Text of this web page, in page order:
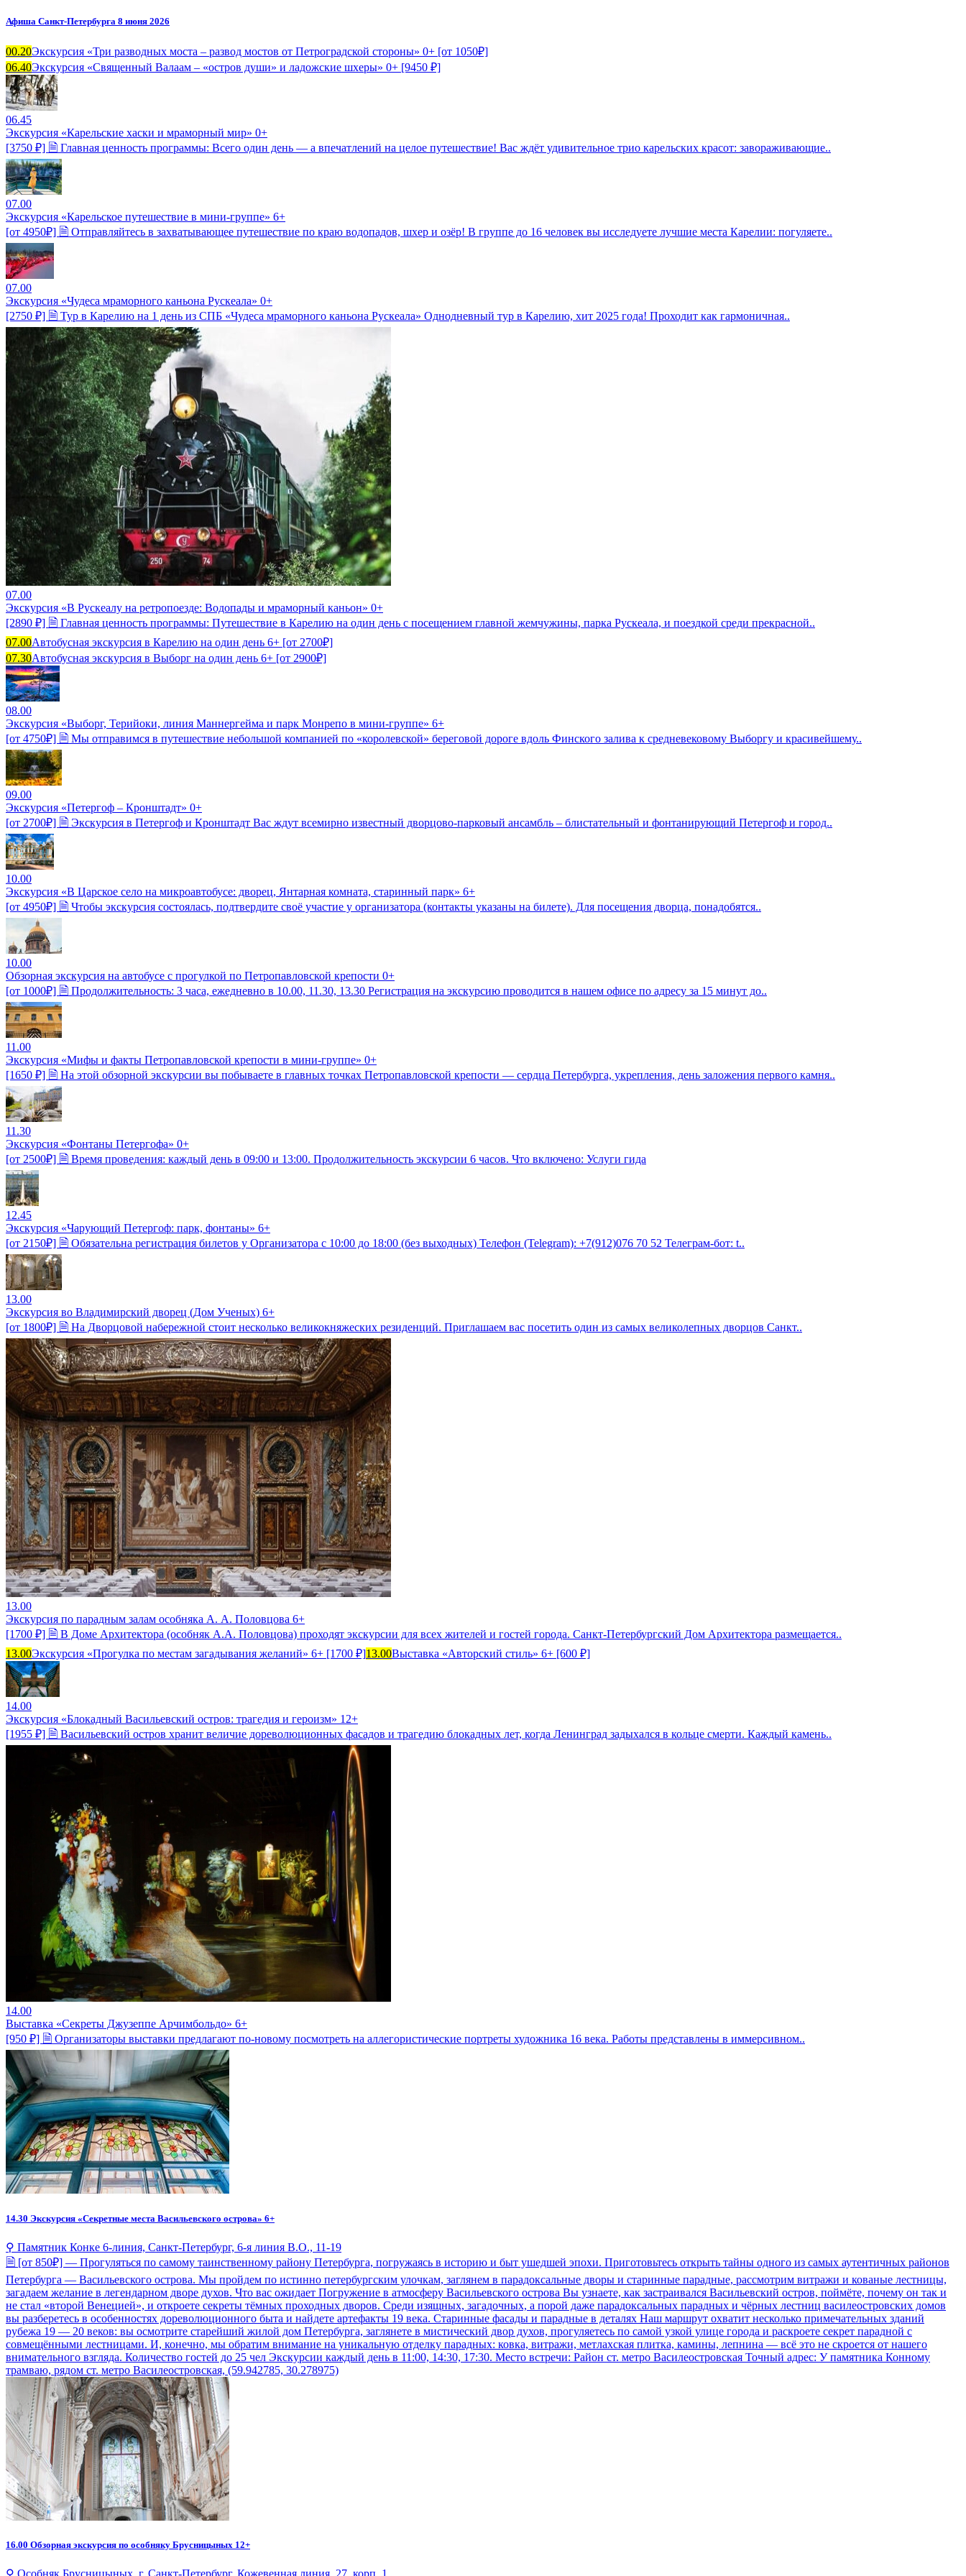
Афиша Санкт-Петербурга 8 июня 2026
00.20Экскурсия «Три разводных моста – развод мостов от Петроградской стороны» 0+ [от 1050₽]
06.40Экскурсия «Священный Валаам – «остров души» и ладожские шхеры» 0+ [9450 ₽]
06.45
Экскурсия «Карельские хаски и мраморный мир» 0+
[3750 ₽] 🗎 Главная ценность программы: Всего один день — а впечатлений на целое путешествие! Вас ждёт удивительное трио карельских красот: завораживающие..
07.00
Экскурсия «Карельское путешествие в мини-группе» 6+
[от 4950₽] 🗎 Отправляйтесь в захватывающее путешествие по краю водопадов, шхер и озёр! В группе до 16 человек вы исследуете лучшие места Карелии: погуляете..
07.00
Экскурсия «Чудеса мраморного каньона Рускеала» 0+
[2750 ₽] 🗎 Тур в Карелию на 1 день из СПБ «Чудеса мраморного каньона Рускеала» Однодневный тур в Карелию, хит 2025 года! Проходит как гармоничная..
07.00
Экскурсия «В Рускеалу на ретропоезде: Водопады и мраморный каньон» 0+
[2890 ₽] 🗎 Главная ценность программы: Путешествие в Карелию на один день с посещением главной жемчужины, парка Рускеала, и поездкой среди прекрасной..
07.00Автобусная экскурсия в Карелию на один день 6+ [от 2700₽]
07.30Автобусная экскурсия в Выборг на один день 6+ [от 2900₽]
08.00
Экскурсия «Выборг, Терийоки, линия Маннергейма и парк Монрепо в мини-группе» 6+
[от 4750₽] 🗎 Мы отправимся в путешествие небольшой компанией по «королевской» береговой дороге вдоль Финского залива к средневековому Выборгу и красивейшему..
09.00
Экскурсия «Петергоф – Кронштадт» 0+
[от 2700₽] 🗎 Экскурсия в Петергоф и Кронштадт Вас ждут всемирно известный дворцово-парковый ансамбль – блистательный и фонтанирующий Петергоф и город..
10.00
Экскурсия «В Царское село на микроавтобусе: дворец, Янтарная комната, старинный парк» 6+
[от 4950₽] 🗎 Чтобы экскурсия состоялась, подтвердите своё участие у организатора (контакты указаны на билете). Для посещения дворца, понадобятся..
10.00
Обзорная экскурсия на автобусе с прогулкой по Петропавловской крепости 0+
[от 1000₽] 🗎 Продолжительность: 3 часа, ежедневно в 10.00, 11.30, 13.30 Регистрация на экскурсию проводится в нашем офисе по адресу за 15 минут до..
11.00
Экскурсия «Мифы и факты Петропавловской крепости в мини-группе» 0+
[1650 ₽] 🗎 На этой обзорной экскурсии вы побываете в главных точках Петропавловской крепости — сердца Петербурга, укрепления, день заложения первого камня..
11.30
Экскурсия «Фонтаны Петергофа» 0+
[от 2500₽] 🗎 Время проведения: каждый день в 09:00 и 13:00. Продолжительность экскурсии 6 часов. Что включено: Услуги гида
12.45
Экскурсия «Чарующий Петергоф: парк, фонтаны» 6+
[от 2150₽] 🗎 Обязательна регистрация билетов у Организатора c 10:00 до 18:00 (без выходных) Телефон (Telegram): +7(912)076 70 52 Телеграм-бот: t..
13.00
Экскурсия во Владимирский дворец (Дом Ученых) 6+
[от 1800₽] 🗎 На Дворцовой набережной стоит несколько великокняжеских резиденций. Приглашаем вас посетить один из самых великолепных дворцов Санкт..
13.00
Экскурсия по парадным залам особняка А. А. Половцова 6+
[1700 ₽] 🗎 В Доме Архитектора (особняк А.А. Половцова) проходят экскурсии для всех жителей и гостей города. Санкт-Петербургский Дом Архитектора размещается..
13.00Экскурсия «Прогулка по местам загадывания желаний» 6+ [1700 ₽]13.00Выставка «Авторский стиль» 6+ [600 ₽]
14.00
Экскурсия «Блокадный Васильевский остров: трагедия и героизм» 12+
[1955 ₽] 🗎 Васильевский остров хранит величие дореволюционных фасадов и трагедию блокадных лет, когда Ленинград задыхался в кольце смерти. Каждый камень..
14.00
Выставка «Секреты Джузеппе Арчимбольдо» 6+
[950 ₽] 🗎 Организаторы выставки предлагают по-новому посмотреть на аллегористические портреты художника 16 века. Работы представлены в иммерсивном..
14.30 Экскурсия «Секретные места Васильевского острова» 6+
⚲ Памятник Конке 6-линия, Санкт-Петербург, 6-я линия В.О., 11-19
🗎 [от 850₽] — Прогуляться по самому таинственному району Петербурга, погружаясь в историю и быт ушедшей эпохи. Приготовьтесь открыть тайны одного из самых аутентичных районов
Петербурга — Васильевского острова. Мы пройдем по истинно петербургским улочкам, заглянем в парадоксальные дворы и старинные парадные, рассмотрим витражи и кованые лестницы,
загадаем желание в легендарном дворе духов. Что вас ожидает Погружение в атмосферу Васильевского острова Вы узнаете, как застраивался Васильевский остров, поймёте, почему он так и
не стал «второй Венецией», и откроете секреты тёмных проходных дворов. Среди изящных, загадочных, а порой даже парадоксальных парадных и чёрных лестниц василеостровских домов
вы разберетесь в особенностях дореволюционного быта и найдете артефакты 19 века. Старинные фасады и парадные в деталях Наш маршрут охватит несколько примечательных зданий
рубежа 19 — 20 веков: вы осмотрите старейший жилой дом Петербурга, заглянете в мистический двор духов, прогуляетесь по самой узкой улице города и раскроете секрет парадной с
совмещёнными лестницами. И, конечно, мы обратим внимание на уникальную отделку парадных: ковка, витражи, метлахская плитка, камины, лепнина — всё это не скроется от нашего
внимательного взгляда. Количество гостей до 25 чел Экскурсии каждый день в 11:00, 14:30, 17:30. Место встречи: Район ст. метро Василеостровская Точный адрес: У памятника Конному
трамваю, рядом ст. метро Василеостровская, (59.942785, 30.278975)
16.00 Обзорная экскурсия по особняку Брусницыных 12+
⚲ Особняк Брусницыных, г. Санкт-Петербург, Кожевенная линия, 27, корп. 1